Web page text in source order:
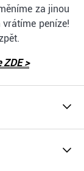
za jinou
peníze!
>